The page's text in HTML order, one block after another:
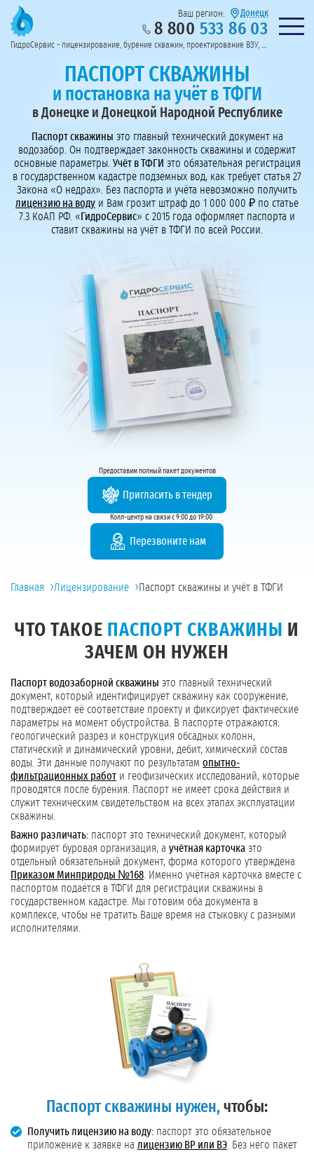
Предоставим полный пакет документов
Пригласить в тендер
Колл-центр на связи с 9:00 до 19:00
Перезвоните мне!
Ваш регион: Донецк
8 800 533 86 03 Нужна
ГидроСервис - лицензирование, бурение скважин, проектирование ВЗУ, системы водоподготовки
ПАСПОРТ СКВАЖИНЫ
и постановка на учёт в ТФГИ
в Донецке и Донецкой Народной Республике
Паспорт скважины это главный технический документ на
водозабор. Он подтверждает законность скважины и содержит
основные параметры. Учёт в ТФГИ это обязательная регистрация
в государственном кадастре подземных вод, как требует статья 27
Закона «О недрах». Без паспорта и учёта невозможно получить
лицензию на воду и Вам грозит штраф до 1 000 000 ₽ по статье
7.3 КоАП РФ. «ГидроСервис» с 2015 года оформляет паспорта и
ставит скважины на учёт в ТФГИ по всей России.
Предоставим полный пакет документов
Пригласить в тендер
Колл-центр на связи с 9:00 до 19:00
Перезвоните нам
Главная ›Лицензирование ›Паспорт скважины и учёт в ТФГИ
ЧТО ТАКОЕ ПАСПОРТ СКВАЖИНЫ
И
ЗАЧЕМ ОН НУЖЕН
Паспорт водозаборной скважины это главный технический
документ, который идентифицирует скважину как сооружение,
подтверждает её соответствие проекту и фиксирует фактические
параметры на момент обустройства. В паспорте отражаются:
геологический разрез и конструкция обсадных колонн,
статический и динамический уровни, дебит, химический состав
воды. Эти данные получают по результатам опытно-
фильтрационных работ и геофизических исследований, которые
проводятся после бурения. Паспорт не имеет срока действия и
служит техническим свидетельством на всех этапах эксплуатации
скважины.
Важно различать: паспорт это технический документ, который
формирует буровая организация, а учётная карточка это
отдельный обязательный документ, форма которого утверждена
Приказом Минприроды №168 . Именно учётная карточка вместе с
паспортом подаётся в ТФГИ для регистрации скважины в
государственном кадастре. Мы готовим оба документа в
комплексе, чтобы не тратить Ваше время на стыковку с разными
исполнителями.
Паспорт скважины нужен, чтобы:
Получить лицензию на воду: паспорт это обязательное
приложение к заявке на лицензию ВР или ВЭ . Без него пакет